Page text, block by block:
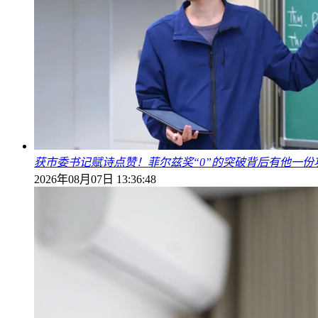
获市委书记赋诗点赞！菲尔兹奖“0”的突破背后有他一份
2026年08月07日 13:36:48